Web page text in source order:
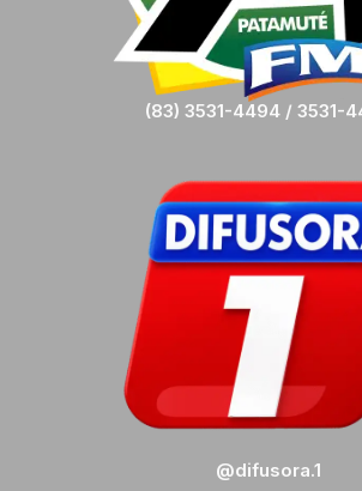
(83) 3531-4494 / 3531-
@difusora.1